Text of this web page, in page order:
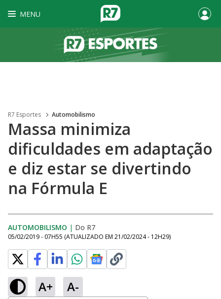
MENU
R7 Esportes Automobilismo
Massa minimiza
dificuldades em adaptação
e diz estar se divertindo
na Fórmula E
AUTOMOBILISMO | Do R7
05/02/2019 - 07H55 (ATUALIZADO EM 21/02/2024 - 12H29)
A+ A-